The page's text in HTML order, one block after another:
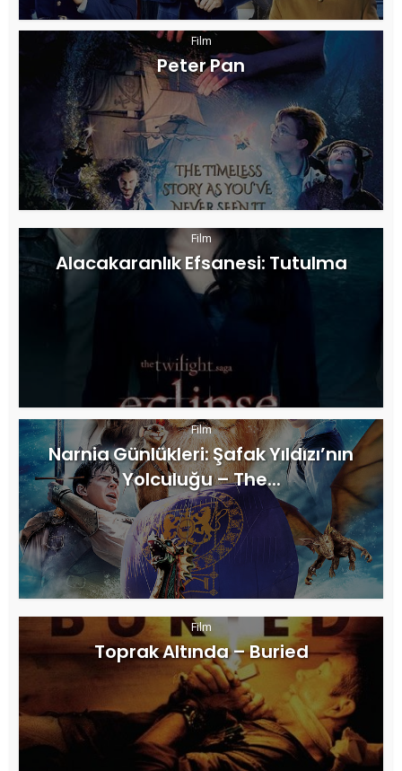
Film
Peter Pan
Film
Alacakaranlık Efsanesi: Tutulma
Film
Narnia Günlükleri: Şafak Yıldızı’nın
Yolculuğu – The...
Film
Toprak Altında – Buried